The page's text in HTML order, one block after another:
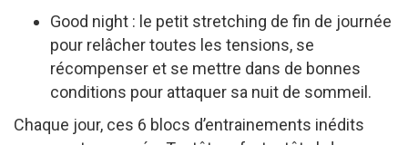
Good night : le petit stretching de fin de journée
pour relâcher toutes les tensions, se
récompenser et se mettre dans de bonnes
conditions pour attaquer sa nuit de sommeil.
Chaque jour, ces 6 blocs d’entrainements inédits